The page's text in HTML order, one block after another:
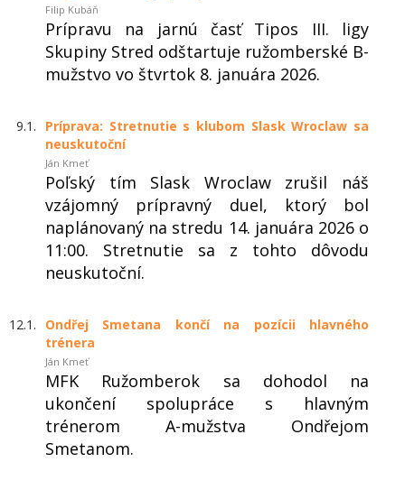
Filip Kubáň
Prípravu na jarnú časť Tipos III. ligy
Skupiny Stred odštartuje ružomberské B-
mužstvo vo štvrtok 8. januára 2026.
9.1.
Príprava: Stretnutie s klubom Slask Wroclaw sa
neuskutoční
Ján Kmeť
Poľský tím Slask Wroclaw zrušil náš
vzájomný prípravný duel, ktorý bol
naplánovaný na stredu 14. januára 2026 o
11:00. Stretnutie sa z tohto dôvodu
neuskutoční.
12.1.
Ondřej Smetana končí na pozícii hlavného
trénera
Ján Kmeť
MFK Ružomberok sa dohodol na
ukončení spolupráce s hlavným
trénerom A-mužstva Ondřejom
Smetanom.